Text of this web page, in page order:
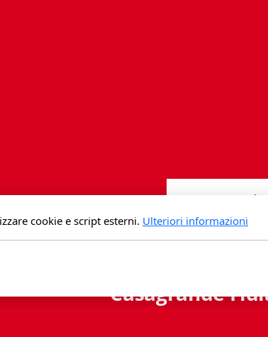
Casagrande
cookie e script esterni. Ulteriori informazioni